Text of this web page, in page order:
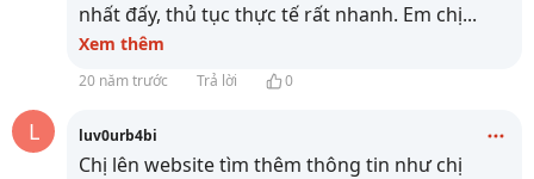
nhất đấy, thủ tục thực tế rất nhanh. Em chị...
Xem thêm
20 năm trước Trả lời 0
L luv0urb4bi
Chị lên websitetìm thêm thông tin như chị